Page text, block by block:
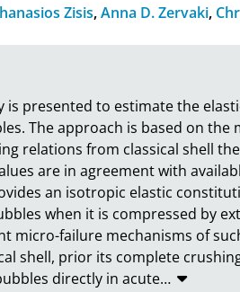
Zisis,Anna D. Zervaki,
is presented to estimate the
The approach is based on
relations from classical shell
are in agreement with
an isotropic elastic
when it is compressed by
micro-failure mechanisms of
shell, prior its complete
directly in acute…